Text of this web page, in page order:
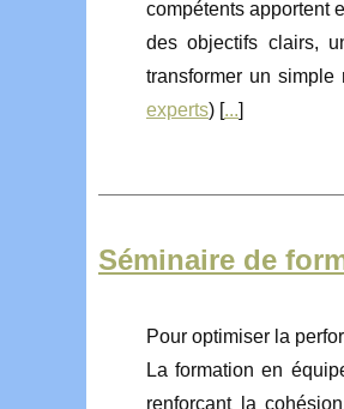
compétents apportent
des objectifs clairs,
transformer un simple
experts) [...]
Séminaire de
Pour optimiser la
La formation en
renforçant la